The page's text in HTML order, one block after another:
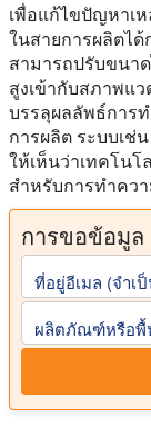
เพื่อแก้ไขปัญหาเ
ในสายการผลิตไ
สามารถปรับขนา
สูงเข้ากับสภาพแ
บรรลุผลลัพธ์การ
การผลิต ระบบเช่
ให้เห็นว่าเทคโน
สำหรับการทำคว
การขอข้อมูล
ที่อยู่อีเมล (จําเ
ผลิตภัณฑ์หรือพื้